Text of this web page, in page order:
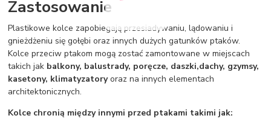
Zastosowanie
Plastikowe kolce zapobiegają przesiadywaniu, lądowaniu i
gnieżdżeniu się gołębi oraz innych dużych gatunków ptaków.
Kolce przeciw ptakom mogą zostać zamontowane w miejscach
takich jak balkony, balustrady, poręcze, daszki,dachy, gzymsy,
kasetony, klimatyzatoryoraz na innych elementach
architektonicznych.
Kolce chronią między innymi przed ptakami takimi jak: